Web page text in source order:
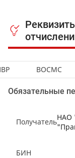
ВОСМС
Обязательные
ПолучательНАО
БИН